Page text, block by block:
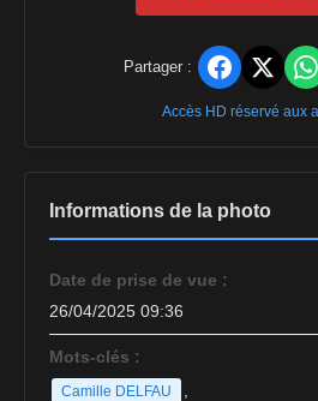
Partager :
Accès HD réservé aux
Informations de la photo
Date de prise de vue :
26/04/2025 09:36
Mots-clés :
Camille DELFAU